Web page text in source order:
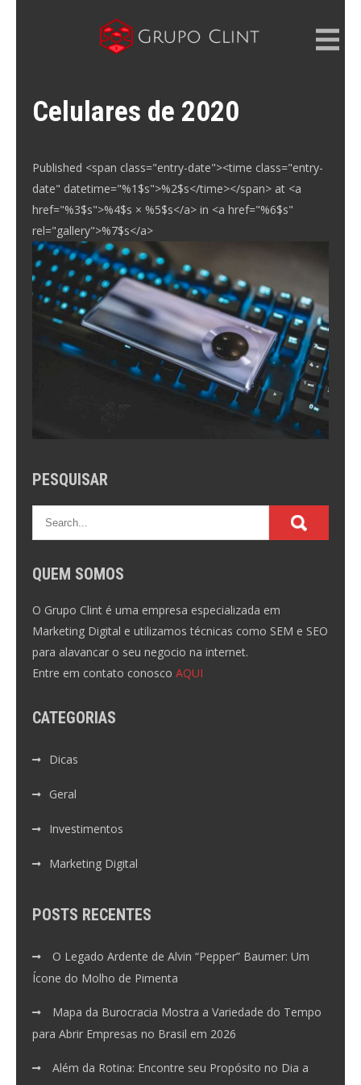
Celulares de 2020
Published <span class="entry-date"><time class="entry-
date" datetime="%1$s">%2$s</time></span> at <a
href="%3$s">%4$s × %5$s</a> in <a href="%6$s"
rel="gallery">%7$s</a>
PESQUISAR
QUEM SOMOS
O Grupo Clint é uma empresa especializada em
Marketing Digital e utilizamos técnicas como SEM e SEO
para alavancar o seu negocio na internet.
Entre em contato conosco AQUI
CATEGORIAS
Dicas
Geral
Investimentos
Marketing Digital
POSTS RECENTES
O Legado Ardente de Alvin “Pepper” Baumer: Um
Ícone do Molho de Pimenta
Mapa da Burocracia Mostra a Variedade do Tempo
para Abrir Empresas no Brasil em 2026
Além da Rotina: Encontre seu Propósito no Dia a